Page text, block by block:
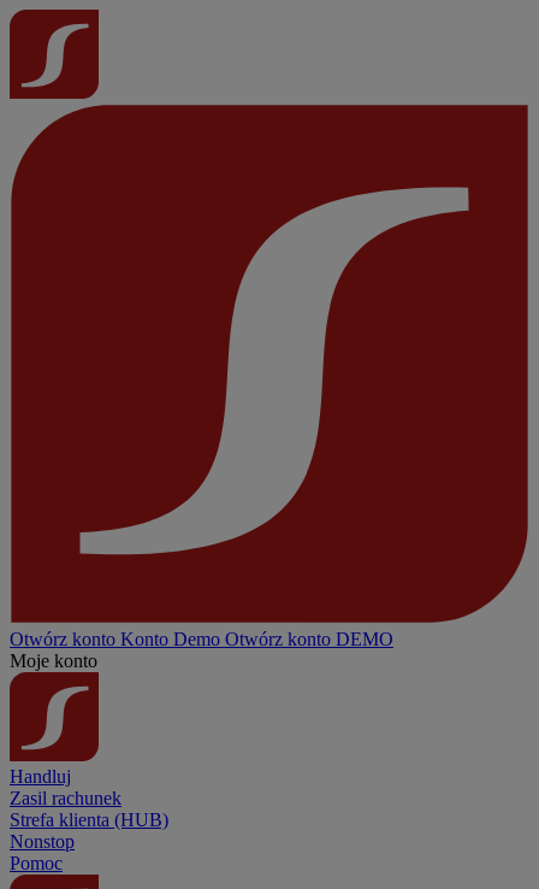
Otwórz konto Konto Demo Otwórz konto DEMO
Moje konto
Handluj
Zasil rachunek
Strefa klienta (HUB)
Nonstop
Pomoc